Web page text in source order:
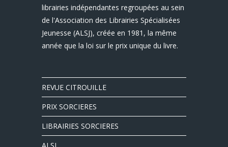
librairies indépendantes regroupées au sein
de l'Association des Librairies Spécialisées
Jeunesse (ALSJ), créée en 1981, la même
année que la loi sur le prix unique du livre.
REVUE CITROUILLE
PRIX SORCIERES
LIBRAIRIES SORCIERES